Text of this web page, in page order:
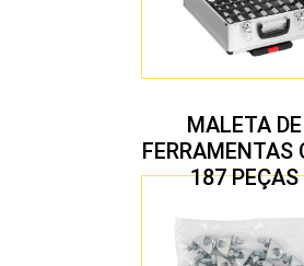
MALETA DE
FERRAMENTAS
187 PEÇAS